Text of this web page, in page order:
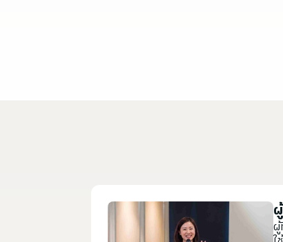
ผู้